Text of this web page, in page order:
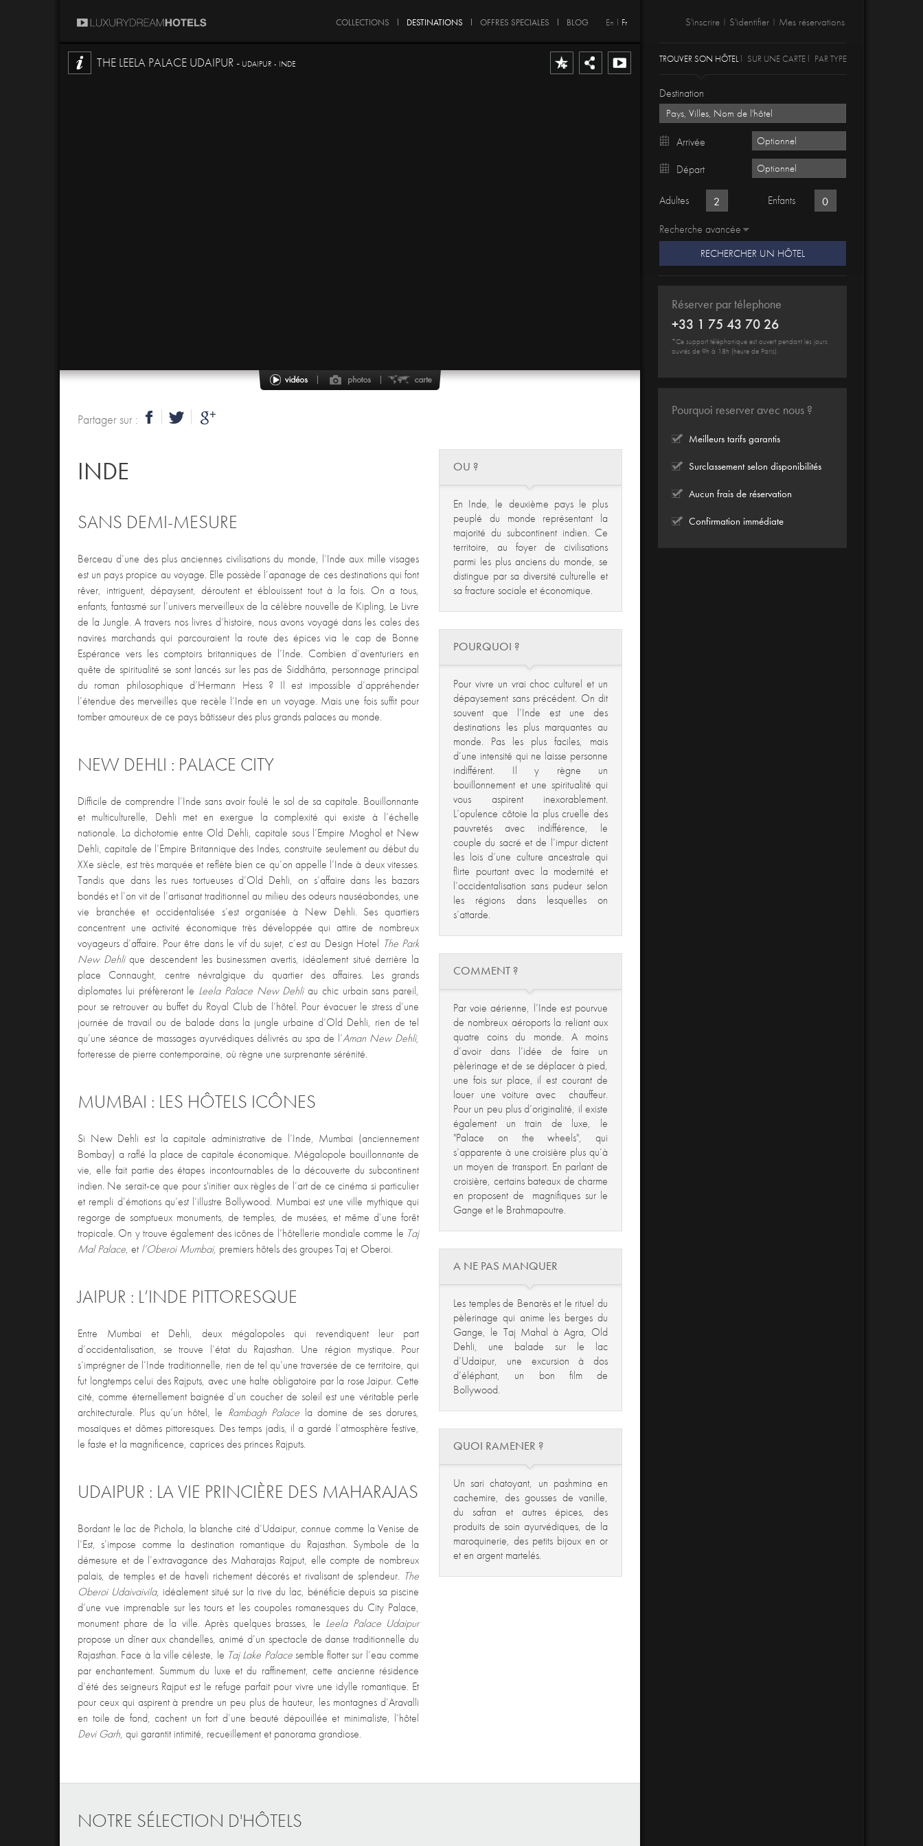
COLLECTIONS DESTINATIONS OFFRES SPECIALES BLOG En Fr S'inscrire | S'identifier | Mes réservations
THE LEELA PALACE UDAIPUR - UDAIPUR - INDE
Partager sur :
INDE
SANS DEMI-MESURE
Berceau d’une des plus anciennes civilisations du monde, l’Inde aux mille visages
est un pays propice au voyage. Elle possède l’apanage de ces destinations qui font
rêver, intriguent, dépaysent, déroutent et éblouissent tout à la fois. On a tous,
enfants, fantasmé sur l’univers merveilleux de la célèbre nouvelle de Kipling, Le Livre
de la Jungle. A travers nos livres d’histoire, nous avons voyagé dans les cales des
navires marchands qui parcouraient la route des épices via le cap de Bonne
Espérance vers les comptoirs britanniques de l’Inde. Combien d’aventuriers en
quête de spiritualité se sont lancés sur les pas de Siddhârta, personnage principal
du roman philosophique d’Hermann Hess ? Il est impossible d’appréhender
l’étendue des merveilles que recèle l’Inde en un voyage. Mais une fois suffit pour
tomber amoureux de ce pays bâtisseur des plus grands palaces au monde.
NEW DEHLI : PALACE CITY
Difficile de comprendre l’Inde sans avoir foulé le sol de sa capitale. Bouillonnante
et multiculturelle, Dehli met en exergue la complexité qui existe à l’échelle
nationale. La dichotomie entre Old Dehli, capitale sous l’Empire Moghol et New
Dehli, capitale de l’Empire Britannique des Indes, construite seulement au début du
XXe siècle, est très marquée et reflète bien ce qu’on appelle l’Inde à deux vitesses.
Tandis que dans les rues tortueuses d’Old Dehli, on s’affaire dans les bazars
bondés et l’on vit de l’artisanat traditionnel au milieu des odeurs nauséabondes, une
vie branchée et occidentalisée s’est organisée à New Dehli. Ses quartiers
concentrent une activité économique très développée qui attire de nombreux
voyageurs d’affaire. Pour être dans le vif du sujet, c’est au Design Hotel The Park
New Dehlique descendent les businessmen avertis, idéalement situé derrière la
place Connaught, centre névralgique du quartier des affaires. Les grands
diplomates lui préfèreront le Leela Palace New Dehli au chic urbain sans pareil,
pour se retrouver au buffet du Royal Club de l’hôtel. Pour évacuer le stress d’une
journée de travail ou de balade dans la jungle urbaine d’Old Dehli, rien de tel
qu’une séance de massages ayurvédiques délivrés au spa de l’Aman New Dehli,
forteresse de pierre contemporaine, où règne une surprenante sérénité.
MUMBAI : LES HÔTELS ICÔNES
Si New Dehli est la capitale administrative de l’Inde, Mumbai (anciennement
Bombay) a raflé la place de capitale économique. Mégalopole bouillonnante de
vie, elle fait partie des étapes incontournables de la découverte du subcontinent
indien. Ne serait-ce que pour s'initier aux règles de l’art de ce cinéma si particulier
et rempli d’émotions qu’est l’illustre Bollywood. Mumbai est une ville mythique qui
regorge de somptueux monuments, de temples, de musées, et même d’une forêt
tropicale. On y trouve également des icônes de l’hôtellerie mondiale comme le Taj
Mal Palace, et l’Oberoi Mumbai, premiers hôtels des groupes Taj et Oberoi.
JAIPUR : L’INDE PITTORESQUE
Entre Mumbai et Dehli, deux mégalopoles qui revendiquent leur part
d’occidentalisation, se trouve l’état du Rajasthan. Une région mystique. Pour
s’imprégner de l’Inde traditionnelle, rien de tel qu’une traversée de ce territoire, qui
fut longtemps celui des Rajputs, avec une halte obligatoire par la rose Jaipur. Cette
cité, comme éternellement baignée d’un coucher de soleil est une véritable perle
architecturale. Plus qu’un hôtel, le Rambagh Palace la domine de ses dorures,
mosaïques et dômes pittoresques. Des temps jadis, il a gardé l’atmosphère festive,
le faste et la magnificence, caprices des princes Rajputs.
UDAIPUR : LA VIE PRINCIÈRE DES MAHARAJAS
Bordant le lac de Pichola, la blanche cité d’Udaipur, connue comme la Venise de
l’Est, s’impose comme la destination romantique du Rajasthan. Symbole de la
démesure et de l’extravagance des Maharajas Rajput, elle compte de nombreux
palais, de temples et de haveli richement décorés et rivalisant de splendeur. The
Oberoi Udaivaivila, idéalement situé sur la rive du lac, bénéficie depuis sa piscine
d’une vue imprenable sur les tours et les coupoles romanesques du City Palace,
monument phare de la ville. Après quelques brasses, le Leela Palace Udaipur
propose un dîner aux chandelles, animé d’un spectacle de danse traditionnelle du
Rajasthan. Face à la ville céleste, le Taj Lake Palacesemble flotter sur l’eau comme
par enchantement. Summum du luxe et du raffinement, cette ancienne résidence
d’été des seigneurs Rajput est le refuge parfait pour vivre une idylle romantique. Et
pour ceux qui aspirent à prendre un peu plus de hauteur, les montagnes d’Aravalli
en toile de fond, cachent un fort d’une beauté dépouillée et minimaliste, l’hôtel
Devi Garh, qui garantit intimité, recueillement et panorama grandiose.
OU ?
En Inde, le deuxième pays le plus
peuplé du monde représentant la
majorité du subcontinent indien. Ce
territoire, au foyer de civilisations
parmi les plus anciens du monde, se
distingue par sa diversité culturelle et
sa fracture sociale et économique.
POURQUOI ?
Pour vivre un vrai choc culturel et un
dépaysement sans précédent. On dit
souvent que l’Inde est une des
destinations les plus marquantes au
monde. Pas les plus faciles, mais
d’une intensité qui ne laisse personne
indifférent. Il y règne un
bouillonnement et une spiritualité qui
vous aspirent inexorablement.
L’opulence côtoie la plus cruelle des
pauvretés avec indifférence, le
couple du sacré et de l’impur dictent
les lois d’une culture ancestrale qui
flirte pourtant avec la modernité et
l’occidentalisation sans pudeur selon
les régions dans lesquelles on
s’attarde.
COMMENT ?
Par voie aérienne, l’Inde est pourvue
de nombreux aéroports la reliant aux
quatre coins du monde. A moins
d’avoir dans l’idée de faire un
pèlerinage et de se déplacer à pied,
une fois sur place, il est courant de
louer une voiture avec chauffeur.
Pour un peu plus d’originalité, il existe
également un train de luxe, le
"Palace on the wheels", qui
s’apparente à une croisière plus qu’à
un moyen de transport. En parlant de
croisière, certains bateaux de charme
en proposent de magnifiques sur le
Gange et le Brahmapoutre.
A NE PAS MANQUER
Les temples de Benarès et le rituel du
pèlerinage qui anime les berges du
Gange, le Taj Mahal à Agra, Old
Dehli, une balade sur le lac
d’Udaipur, une excursion à dos
d’éléphant, un bon film de
Bollywood.
QUOI RAMENER ?
Un sari chatoyant, un pashmina en
cachemire, des gousses de vanille,
du safran et autres épices, des
produits de soin ayurvédiques, de la
maroquinerie, des petits bijoux en or
et en argent martelés.
NOTRE SÉLECTION D'HÔTELS
TROUVER SON HÔTEL SUR UNE CARTE PAR TYPE
Destination
Arrivée
Départ
Adultes
Enfants
Recherche avancée
RECHERCHER UN HÔTEL
Réserver par télephone
+33 1 75 43 70 26
*Ce support téléphonique est ouvert pendant les jours
ouvrés de 9h à 18h (heure de Paris).
Pourquoi reserver avec nous ?
Meilleurs tarifs garantis
Surclassement selon disponibilités
Aucun frais de réservation
Confirmation immédiate